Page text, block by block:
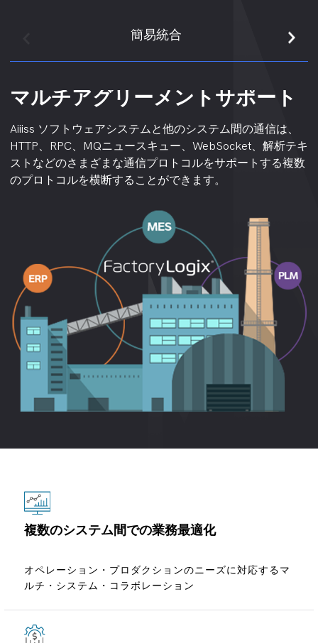
簡易統合
マルチアグリーメントサポート
Aiiiss ソフトウェアシステムと他のシステム間の通信は、
HTTP、RPC、MQニュースキュー、WebSocket、解析テキ
ストなどのさまざまな通信プロトコルをサポートする複数
のプロトコルを横断することができます。
主な業務データの同期
お問い合わせ 基本的なデータ インターフェイス: データ方
向: ERPプレゼントMESインフォメーションERP企業や企
業向けのコアシステム、その他のシステムのための基本デ
ータなど、さまざまな分野における情報へのゲートウェイ
以外のものから取得します。 お問い合わせMES使用する
ベースデータERP一貫した。 基本データには以下が含まれ
ます: 素材データ、倉庫データ、生産ラインデータ、プロ
セスデータ、プロセスルートデータ、MBOMデータ、上記
の基本データの一貫性を確保するために基づいて、 MES
自分で実行する他の基本情報が必要です。 MES中央維
持。
ドキュメント インターフェイスを計画: データ オリエンテ
ーションERPプレゼントMESプロジェクト文書は主に生産
計画です。 ERP生産計画を計算しました。 MESミディア
ム 一般および総計リードプランWMSドッキングは、イン
ターフェイスではありません。
的な無駄、物質的な悪いデータ、プロダクト終りの生命デ
ータ、プロダクト オフライン データ、個々の企業、別の
ビジネス モデル、 生産プロセスは、システムからシステ
コーディネートPLM生産プロセ
PLMそして、MESデータの相乗効果は、2つのシステム間
でのデータ共有と相互作用を指し、完全な統合と生産プロ
セスの最適化を実現します。 現代ビジネスでは、PLMそ
トを削減し、エラーや不足を減らし、製品の品質を改善
し、顧客のニーズを満たしているという利点で、トレンド
となっています。PLMそして、MES Synergy は、主に以
下のデータに基づいています。
製品設計データ、プロセスデータ、品質データ、工程デー
タ、サプライチェーンデータ
倉庫全体と実際の在庫の調和
MESそして、WMS収斂がある3つの主要な領域がありま
す:まず、前材料の生産のためのリード;第二に、生産中の
材料の制御;そして第三に、オフラインおよび完成品の再
入力。 2つのシステム間のインターフェイスは、主にこれ
試作前のコマンドインターフェイス:インターフェイスの
方向はありますMESプレゼントWMS、マスターのレシー
ト インターフェイスの生産。
プリプロダクションコマンドは、データインターフェイス
を強化します。 WMSプレゼントMES、生産の鉛データ イ
ンターフェイス。
生産のコマンド インターフェイス: インターフェイスの方
向はありますMESプレゼントWMS材料はインターフェイ
スを凍結します。
ポストプロダクションコマンドインターフェイス:インタ
トリ インターフェイス、インターフェイスに返される原
ポストプロダクション ディレクティブ 実装 データ インタ
ーフェイス: インターフェイス 方向はWMSプレゼント
MES完成品のデータインターフェイス、データ インター
他のシステムデータを同期
他のシステムとのインターフェイスは、主に次の手順で反
映されます。
1。 統合アプローチの特定: 異なるアプリケーションシナ
ます。 リアルタイムのデータ共有と交換が必要な場合は、
Web が利用可能です。サービス統合; データベースの統合
は、データ変換と伝送の時間が短縮されれば選択できま
す。データの量が小さい場合は、ファイル転送の統合を選
択することができます。
2。 インターフェイスと API の設定: インターフェイスと
APIをシステム内で構成し、他のシステムとの通信とデー
タ交換を有効にします。 通信中のデータのセキュリティと
信頼性を確保するために、インターフェイスとAPIの構成
とパラメータ設定が必要です。
3。 テストとデバッグ:システムやその他のシステムを統合
と完全性を確認します。デバッグには、統合中にエラーの
4。 権限のセキュリティと制御:システムと他のシステム間
のスムーズな接続を達成するために、権限のデータのセキ
ュリティと制御を考慮する必要があります。 セキュリティ
当者がデータにアクセスし、操作できるようにする必要が
あります。
複数のシステム間での業務最適化
オペレーション・プロダクションのニーズに対応するマ
ルチ・システム・コラボレーション